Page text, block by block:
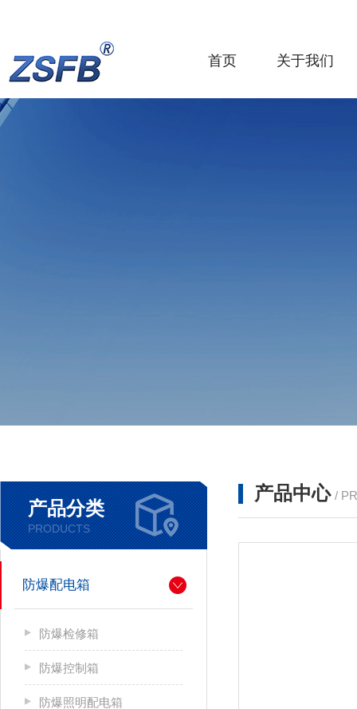
首页 关于我们
产品分类
PRODUCTS
防爆配电箱
防爆检修箱
防爆控制箱
防爆照明配电箱
产品中心 /